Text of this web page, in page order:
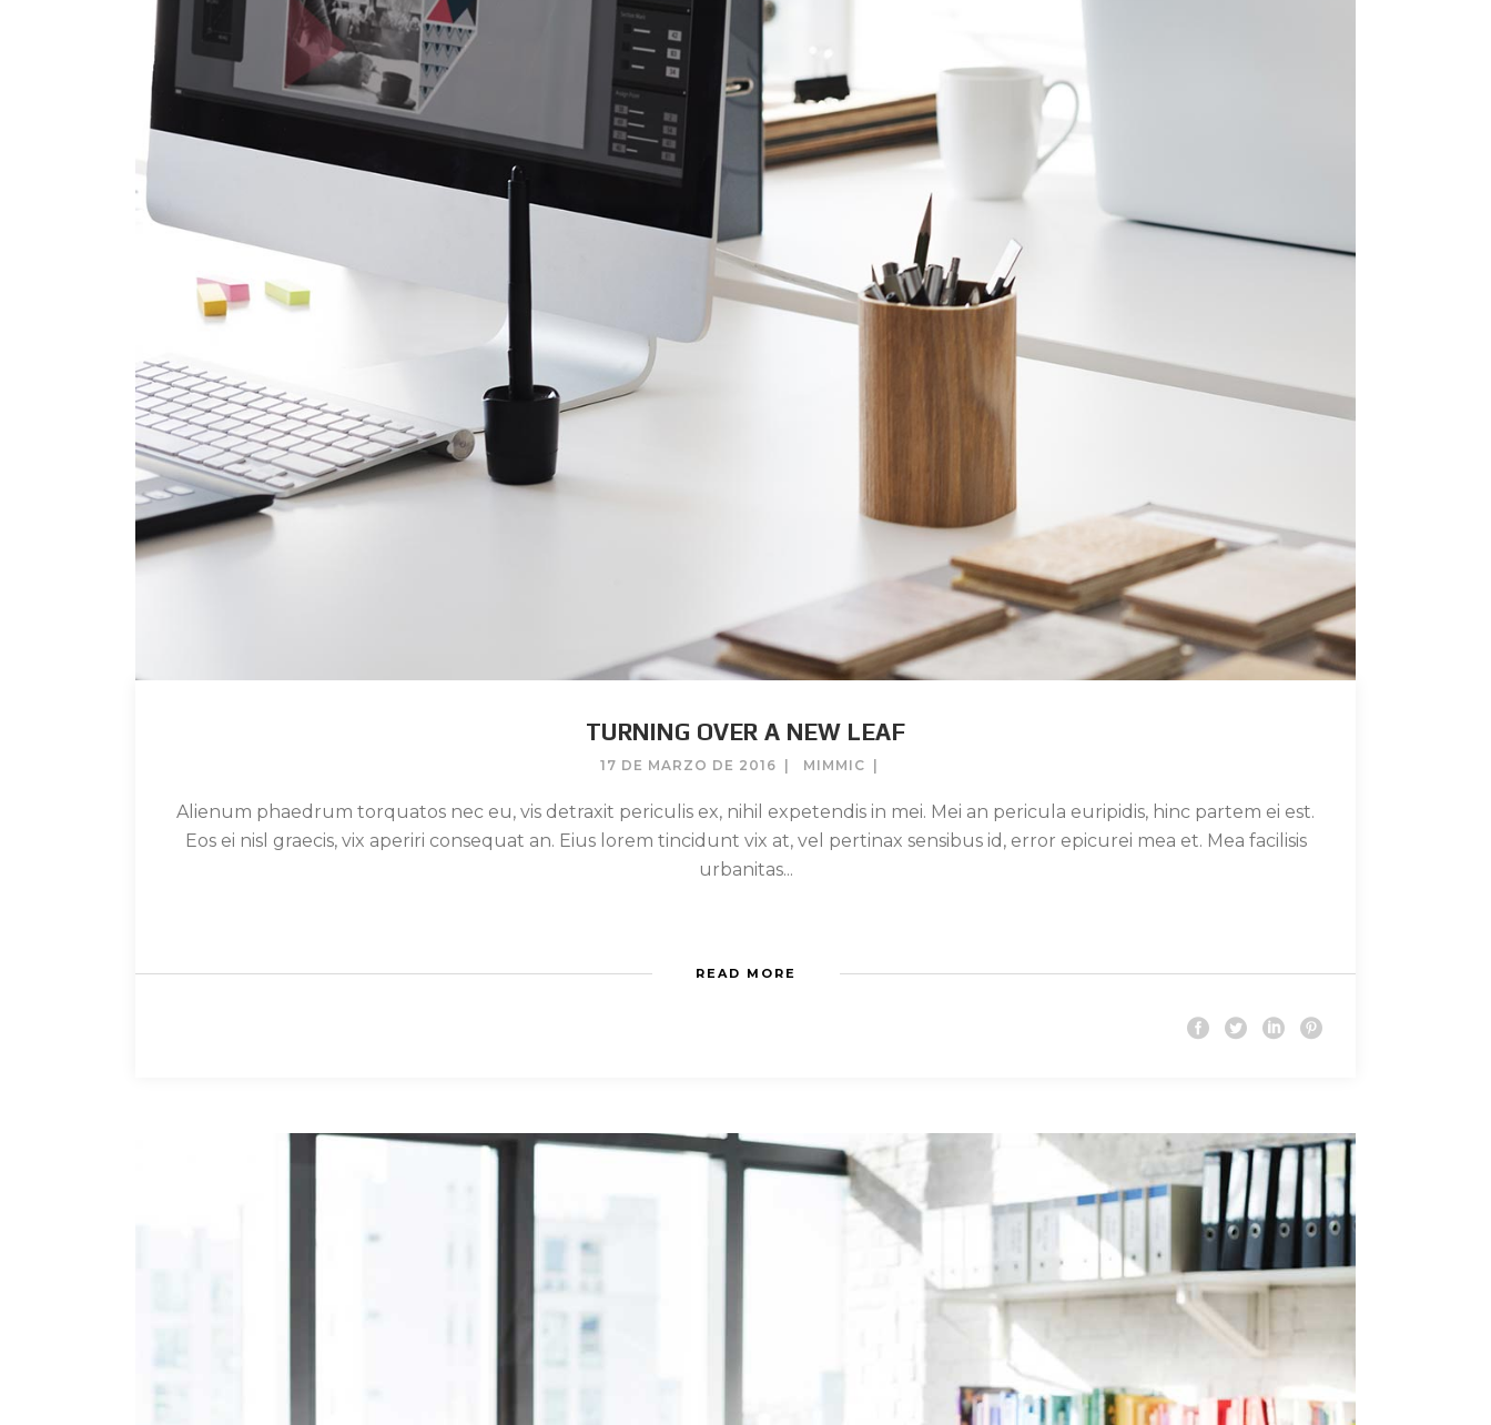
TURNING OVER A NEW LEAF
17 DE MARZO DE 2016 MIMMIC
Alienum phaedrum torquatos nec eu, vis detraxit periculis ex, nihil expetendis in mei. Mei an pericula euripidis, hinc partem ei est.
Eos ei nisl graecis, vix aperiri consequat an. Eius lorem tincidunt vix at, vel pertinax sensibus id, error epicurei mea et. Mea facilisis
urbanitas...
READ MORE